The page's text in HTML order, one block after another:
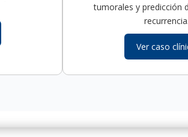
tumorales y predicción
recurrencia.
Ver caso